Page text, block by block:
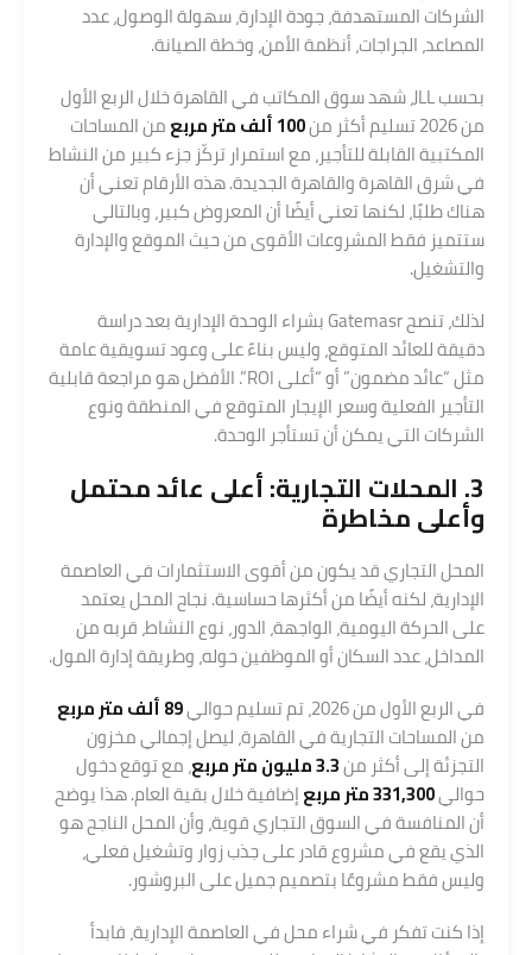
الشركات المستهدفة، جودة الإدارة، سهولة الوصول، عدد
المصاعد، الجراجات، أنظمة الأمن، وخطة الصيانة.
بحسب JLL، شهد سوق المكاتب في القاهرة خلال الربع الأول
من 2026 تسليم أكثر من
100 ألف متر مربع
من المساحات
المكتبية القابلة للتأجير، مع استمرار تركّز جزء كبير من النشاط
في شرق القاهرة والقاهرة الجديدة. هذه الأرقام تعني أن
هناك طلبًا، لكنها تعني أيضًا أن المعروض كبير، وبالتالي
ستتميز فقط المشروعات الأقوى من حيث الموقع والإدارة
والتشغيل.
لذلك، تنصح Gatemasr بشراء الوحدة الإدارية بعد دراسة
دقيقة للعائد المتوقع، وليس بناءً على وعود تسويقية عامة
مثل “عائد مضمون” أو “أعلى ROI”. الأفضل هو مراجعة قابلية
التأجير الفعلية وسعر الإيجار المتوقع في المنطقة ونوع
الشركات التي يمكن أن تستأجر الوحدة.
3. المحلات التجارية: أعلى عائد محتمل
وأعلى مخاطرة
المحل التجاري قد يكون من أقوى الاستثمارات في العاصمة
الإدارية، لكنه أيضًا من أكثرها حساسية. نجاح المحل يعتمد
على الحركة اليومية، الواجهة، الدور، نوع النشاط، قربه من
المداخل، عدد السكان أو الموظفين حوله، وطريقة إدارة المول.
في الربع الأول من 2026، تم تسليم حوالي
89 ألف متر مربع
من المساحات التجارية في القاهرة، ليصل إجمالي مخزون
التجزئة إلى أكثر من3.3 مليون متر مربع
، مع توقع دخول
حوالي331,300 متر مربع
إضافية خلال بقية العام. هذا يوضح
أن المنافسة في السوق التجاري قوية، وأن المحل الناجح هو
الذي يقع في مشروع قادر على جذب زوار وتشغيل فعلي،
وليس فقط مشروعًا بتصميم جميل على البروشور.
إذا كنت تفكر في شراء محل في العاصمة الإدارية، فابدأ